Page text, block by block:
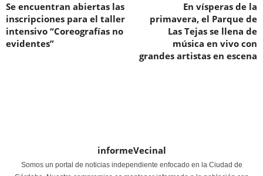
Se encuentran abiertas las
inscripciones para el taller
intensivo “Coreografías no
evidentes”
En vísperas de la
primavera, el Parque de
Las Tejas se llena de
música en vivo con
grandes artistas en escena
informeVecinal
Somos un portal de noticias independiente enfocado en la Ciudad de